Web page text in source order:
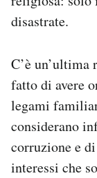
disastrate.
C’è
fatto di avere
legami
considerano
corruzione e
interessi che